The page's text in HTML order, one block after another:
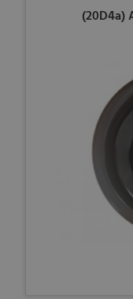
(20D4a)